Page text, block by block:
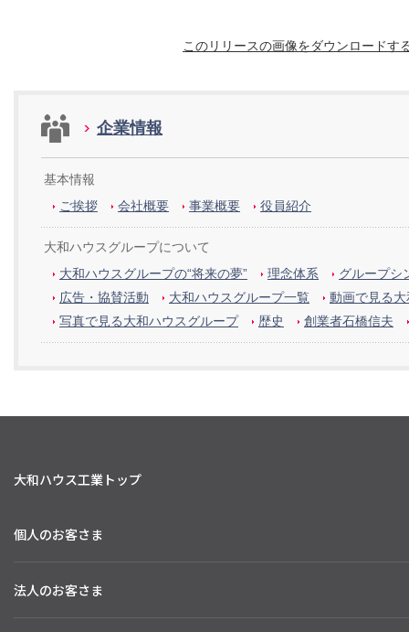
このリリースの画像をダウンロードす
企業情報
基本情報
ご挨拶
会社概要 事業概要 役員紹介
大和ハウスグループについて
大和ハウスグループの“将来の夢”
理念体系
グループシ
広告・協賛活動
大和ハウスグループ一覧
動画で見る
写真で見る大和ハウスグループ
歴史 創業者石橋信夫
大和ハウス工業トップ
個人のお客さま
法人のお客さま